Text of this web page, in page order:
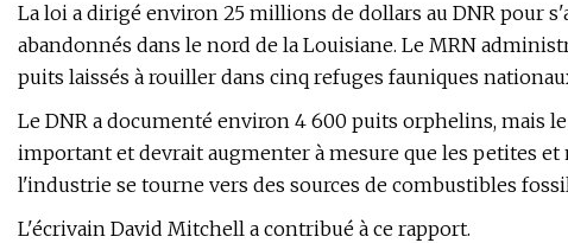
La loi a dirigé environ 25 millions de dollars au DNR pour
abandonnés dans le nord de la Louisiane. Le MRN
puits laissés à rouiller dans cinq refuges fauniques
Le DNR a documenté environ 4 600 puits orphelins, mais
important et devrait augmenter à mesure que les petites
l'industrie se tourne vers des sources de combustibles
L'écrivain David Mitchell a contribué à ce rapport.